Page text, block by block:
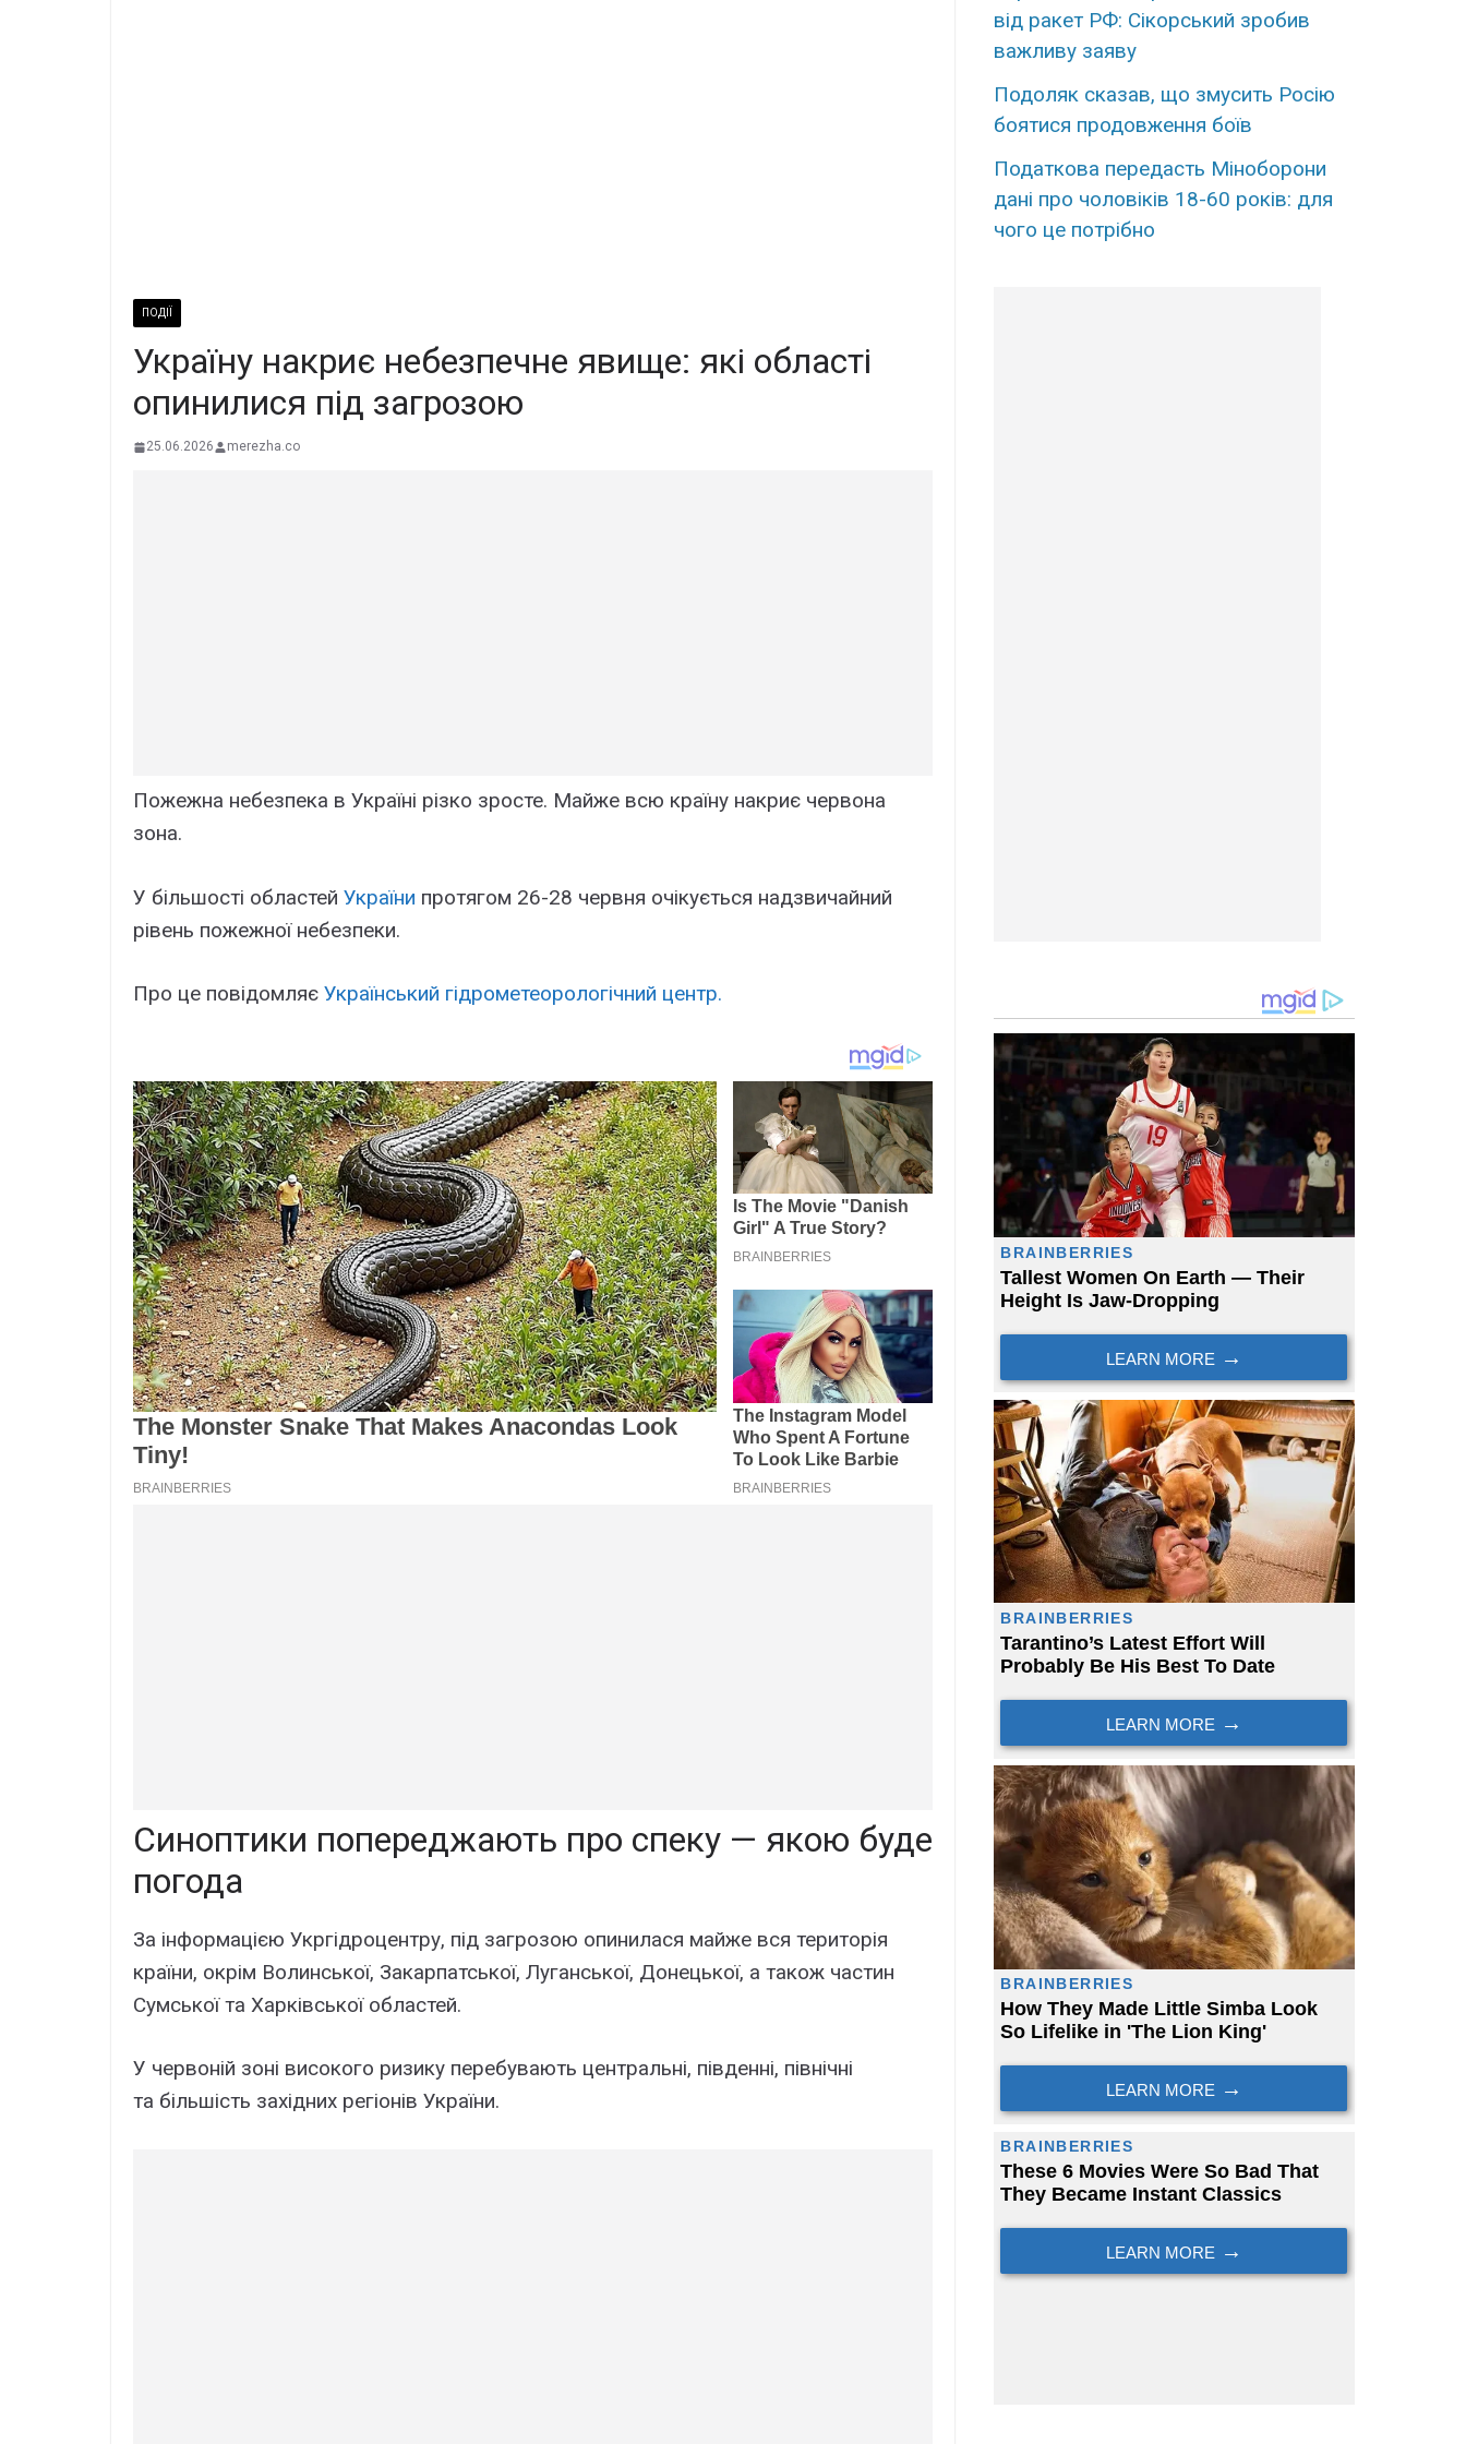
ПОДІЇ
Україну накриє небезпечне явище: які області
опинилися під загрозою
25.06.2026 merezha.co
Пожежна небезпека в Україні різко зросте. Майже всю країну накриє червона
зона.
У більшості областей України протягом 26-28 червня очікується надзвичайний
рівень пожежної небезпеки.
Про це повідомляє Український гідрометеорологічний центр.
Синоптики попереджають про спеку — якою буде
погода
За інформацією Укргідроцентру, під загрозою опинилася майже вся територія
країни, окрім Волинської, Закарпатської, Луганської, Донецької, а також частин
Сумської та Харківської областей.
У червоній зоні високого ризику перебувають центральні, південні, північні
та більшість західних регіонів України.
від ракет РФ: Сікорський зробив
важливу заяву
Подоляк сказав, що змусить Росію
боятися продовження боїв
Податкова передасть Міноборони
дані про чоловіків 18-60 років: для
чого це потрібно